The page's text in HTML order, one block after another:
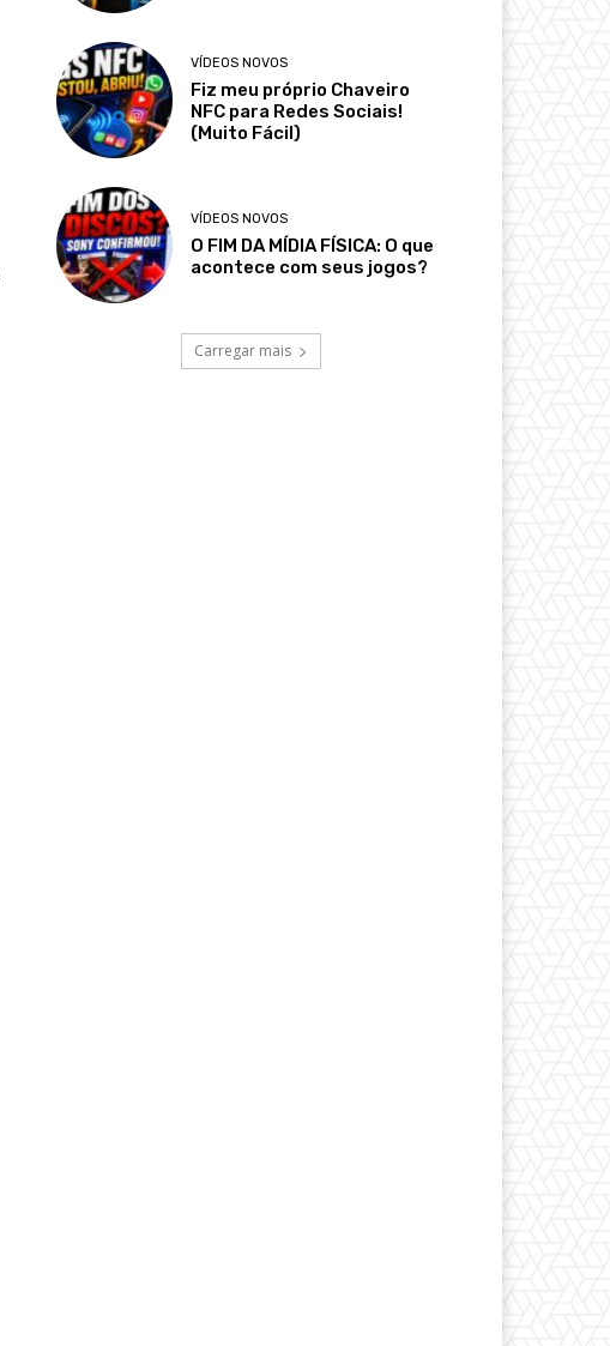
VÍDEOS NOVOS
Fiz meu próprio Chaveiro
NFC para Redes Sociais!
(Muito Fácil)
VÍDEOS NOVOS
O FIM DA MÍDIA FÍSICA: O que
acontece com seus jogos?
Carregar mais